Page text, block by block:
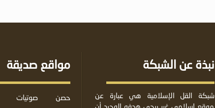
نبذة عن الشبكة
شبكة القل الإسلامية هي عبارة عن
موقع إسلامي غير ربحي هدفه الوحيد أن
مواقع صديقة
حصن
صوتيات